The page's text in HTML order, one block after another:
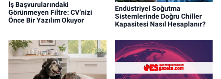
İş Başvurularındaki
Görünmeyen Filtre: CV’nizi
Önce Bir Yazılım Okuyor
Endüstriyel Soğutma
Sistemlerinde Doğru Chiller
Kapasitesi Nasıl Hesaplanır?